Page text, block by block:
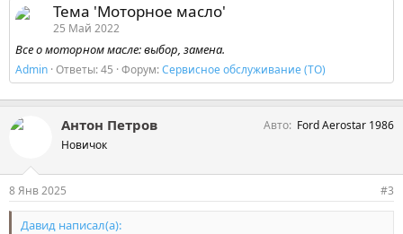
Тема 'Моторное масло'
25 Май 2022
Все о моторном масле: выбор, замена.
Admin Ответы: 45 Форум:Сервисное обслуживание (ТО)
Антон Петров
Новичок
Авто Ford Aerostar 1986
8 Янв 2025 #3
Давид написал(а):